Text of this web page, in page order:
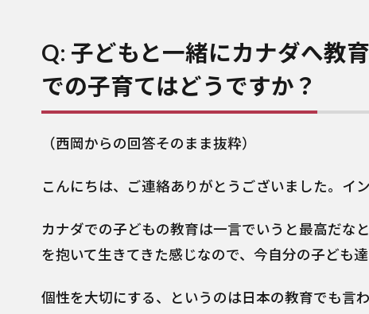
Q: 子どもと一緒にカナダへ教
での子育てはどうですか？
（西岡からの回答そのまま抜粋）
こんにちは、ご連絡ありがとうございました。イ
カナダでの子どもの教育は一言でいうと最高だな
を抱いて生きてきた感じなので、今自分の子ども
個性を大切にする、というのは日本の教育でも言